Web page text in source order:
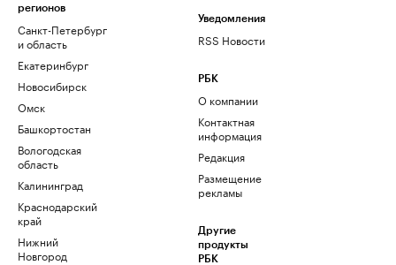
регионов
Санкт-Петербург
и область
Екатеринбург
Новосибирск
Омск
Башкортостан
Вологодская
область
Калининград
Краснодарский
край
Нижний
Новгород
Уведомления
RSS Новости
РБК
О компании
Контактная
информация
Редакция
Размещение
рекламы
Другие
продукты
РБК